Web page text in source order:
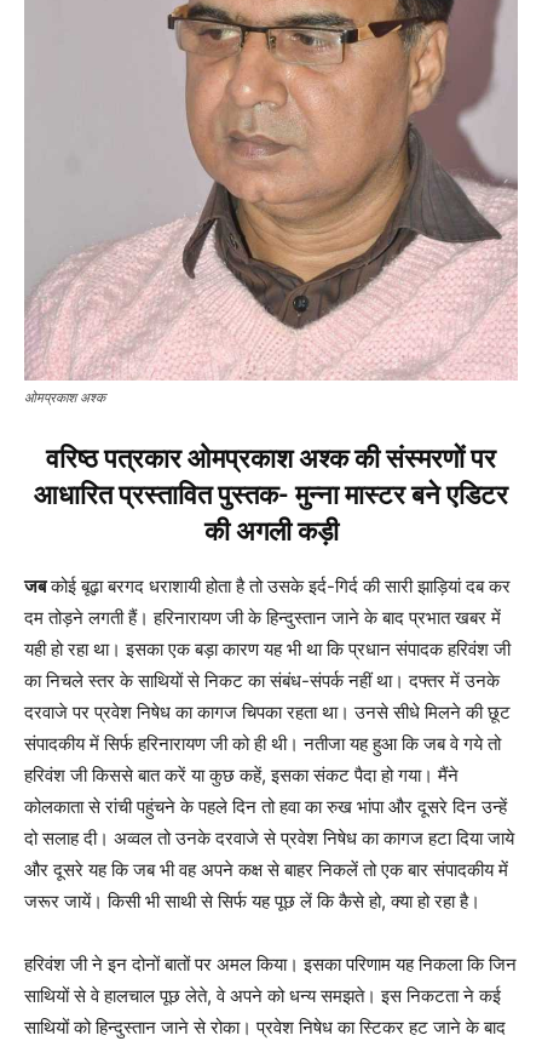
ओमप्रकाश अश्क
वरिष्ठ पत्रकार ओमप्रकाश अश्क की संस्मरणों पर
आधारित प्रस्तावित पुस्तक- मुन्ना मास्टर बने एडिटर
की अगली कड़ी
जबकोई बूढ़ा बरगद धराशायी होता है तो उसके इर्द-गिर्द की सारी झाड़ियां दब कर
दम तोड़ने लगती हैं। हरिनारायण जी के हिन्दुस्तान जाने के बाद प्रभात खबर में
यही हो रहा था। इसका एक बड़ा कारण यह भी था कि प्रधान संपादक हरिवंश जी
का निचले स्तर के साथियों से निकट का संबंध-संपर्क नहीं था। दफ्तर में उनके
दरवाजे पर प्रवेश निषेध का कागज चिपका रहता था। उनसे सीधे मिलने की छूट
संपादकीय में सिर्फ हरिनारायण जी को ही थी। नतीजा यह हुआ कि जब वे गये तो
हरिवंश जी किससे बात करें या कुछ कहें, इसका संकट पैदा हो गया। मैंने
कोलकाता से रांची पहुंचने के पहले दिन तो हवा का रुख भांपा और दूसरे दिन उन्हें
दो सलाह दी। अव्वल तो उनके दरवाजे से प्रवेश निषेध का कागज हटा दिया जाये
और दूसरे यह कि जब भी वह अपने कक्ष से बाहर निकलें तो एक बार संपादकीय में
जरूर जायें। किसी भी साथी से सिर्फ यह पूछ लें कि कैसे हो, क्या हो रहा है।
हरिवंश जी ने इन दोनों बातों पर अमल किया। इसका परिणाम यह निकला कि जिन
साथियों से वे हालचाल पूछ लेते, वे अपने को धन्य समझते। इस निकटता ने कई
साथियों को हिन्दुस्तान जाने से रोका। प्रवेश निषेध का स्टिकर हट जाने के बाद